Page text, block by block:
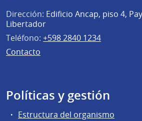
Dirección: Edificio Ancap, piso 4,
Libertador
Teléfono: +598 2840 1234
Contacto
Políticas y gestión
Estructura del organismo